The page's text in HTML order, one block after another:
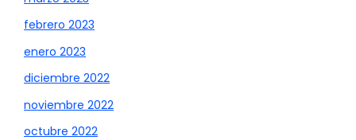
febrero 2023
enero 2023
diciembre 2022
noviembre 2022
octubre 2022